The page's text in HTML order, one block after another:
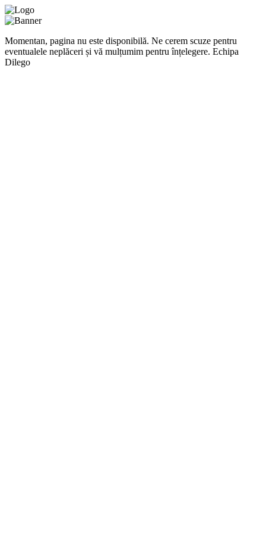
Momentan, pagina nu este disponibilă. Ne cerem scuze pentru
eventualele neplăceri și vă mulțumim pentru înțelegere. Echipa
Dilego